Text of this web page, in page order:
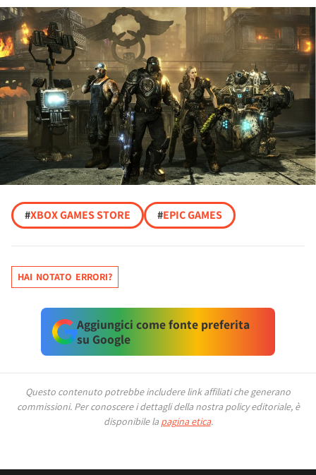
#XBOX GAMES STORE #EPIC GAMES
HAI NOTATO ERRORI?
Aggiungici come fonte preferita
su Google
Questo contenuto potrebbe includere link affiliati che generano
commissioni. Per conoscere i dettagli della nostra policy editoriale, è
disponibile la pagina etica.